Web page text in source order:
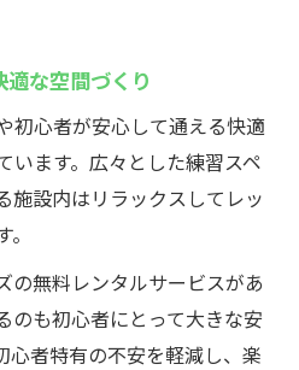
な空間づくり
初心者が安心して通える快適
います。広々とした練習スペ
施設内はリラックスしてレッ
の無料レンタルサービスがあ
のも初心者にとって大きな安
心者特有の不安を軽減し、楽